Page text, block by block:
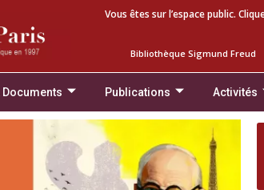
Vous êtes sur l’espace public.
Bibliothèque Sigmund Freud
Publications Activités